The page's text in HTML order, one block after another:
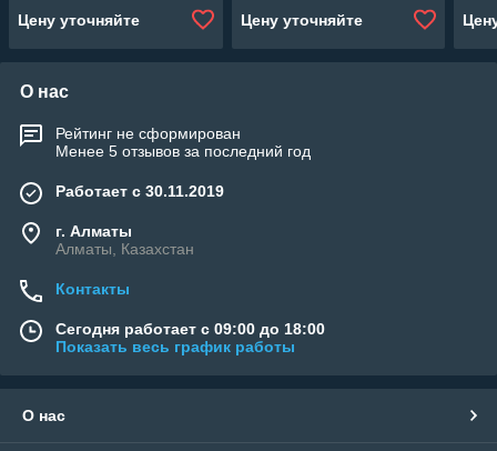
Цену уточняйте
Цену уточняйте
О нас
Рейтинг не сформирован
Менее 5 отзывов за последний год
Работает с 30.11.2019
г. Алматы
Алматы, Казахстан
Контакты
Сегодня работает с 09:00 до 18:00
Показать весь график работы
О нас